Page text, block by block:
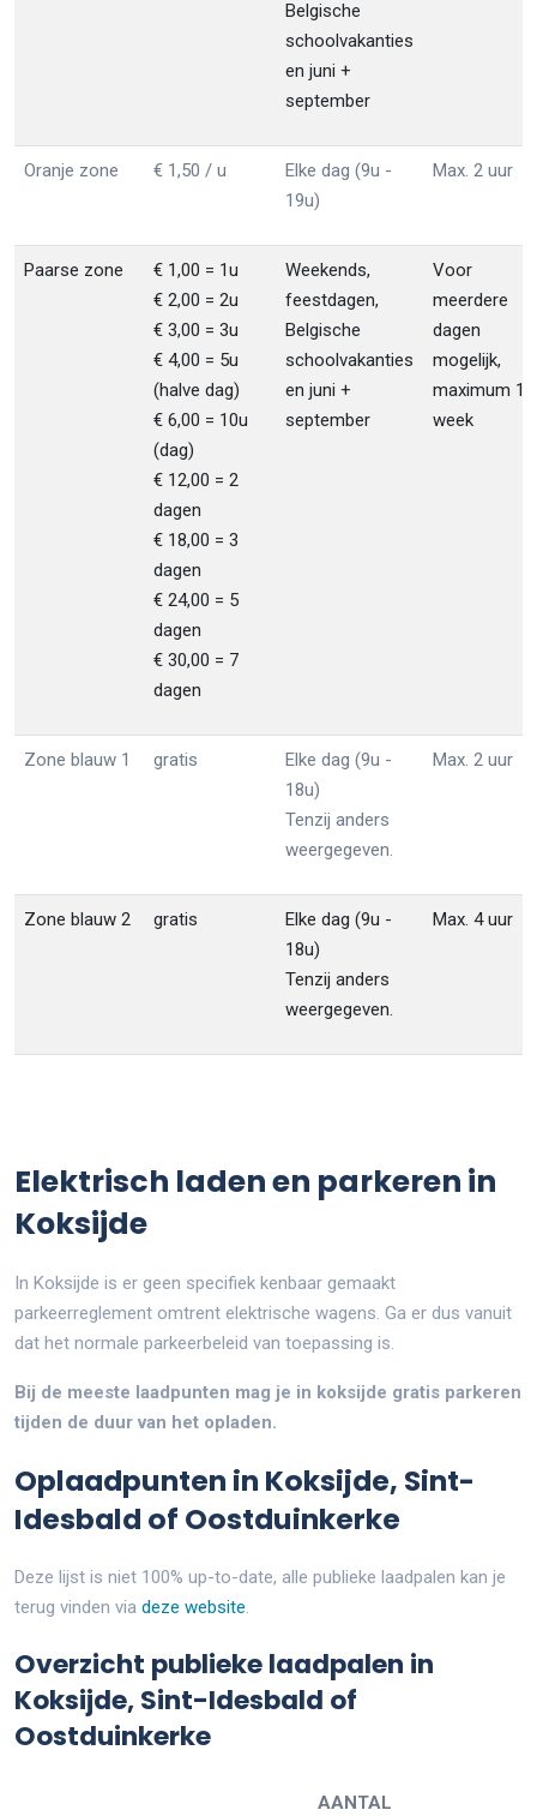
Belgische
schoolvakanties
en juni +
september
Oranje zone € 1,50 / u
Elke dag (9u -
19u)
Max. 2 uur
Paarse zone
€ 1,00 = 1u
€ 2,00 = 2u
€ 3,00 = 3u
€ 4,00 = 5u
(halve dag)
€ 6,00 = 10u
(dag)
€ 12,00 = 2
dagen
€ 18,00 = 3
dagen
€ 24,00 = 5
dagen
€ 30,00 = 7
dagen
Weekends,
feestdagen,
Belgische
schoolvakanties
en juni +
september
Voor
meerdere
dagen
mogelijk,
maximum 1
week
Zone blauw 1 gratis
Elke dag (9u -
18u)
Tenzij anders
weergegeven.
Max. 2 uur
Zone blauw 2 gratis
Elke dag (9u -
18u)
Tenzij anders
weergegeven.
Max. 4 uur
Elektrisch laden en parkeren in
Koksijde
In Koksijde is er geen specifiek kenbaar gemaakt
parkeerreglement omtrent elektrische wagens. Ga er dus vanuit
dat het normale parkeerbeleid van toepassing is.
Bij de meeste laadpunten mag je in koksijde gratis parkeren
tijden de duur van het opladen.
Oplaadpunten in Koksijde, Sint-
Idesbald of Oostduinkerke
Deze lijst is niet 100% up-to-date, alle publieke laadpalen kan je
terug vinden via deze website.
Overzicht publieke laadpalen in
Koksijde, Sint-Idesbald of
Oostduinkerke
AANTAL